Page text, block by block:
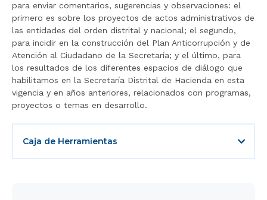
para enviar comentarios, sugerencias y observaciones: el
primero es sobre los proyectos de actos administrativos de
las entidades del orden distrital y nacional; el segundo,
para incidir en la construcción del Plan Anticorrupción y de
Atención al Ciudadano de la Secretaría; y el último, para
los resultados de los diferentes espacios de diálogo que
habilitamos en la Secretaría Distrital de Hacienda en esta
vigencia y en años anteriores, relacionados con programas,
proyectos o temas en desarrollo.
Acordeon
Caja de Herramientas